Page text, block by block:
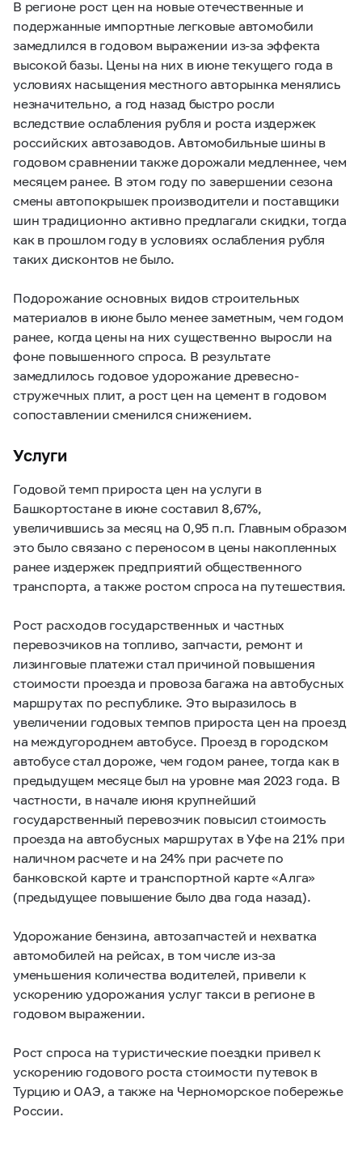
В регионе рост цен на новые отечественные и
подержанные импортные легковые автомобили
замедлился в годовом выражении из-за эффекта
высокой базы. Цены на них в июне текущего года в
условиях насыщения местного авторынка менялись
незначительно, а год назад быстро росли
вследствие ослабления рубля и роста издержек
российских автозаводов. Автомобильные шины в
годовом сравнении также дорожали медленнее, чем
месяцем ранее. В этом году по завершении сезона
смены автопокрышек производители и поставщики
шин традиционно активно предлагали скидки, тогда
как в прошлом году в условиях ослабления рубля
таких дисконтов не было.
Подорожание основных видов строительных
материалов в июне было менее заметным, чем годом
ранее, когда цены на них существенно выросли на
фоне повышенного спроса. В результате
замедлилось годовое удорожание древесно-
стружечных плит, а рост цен на цемент в годовом
сопоставлении сменился снижением.
Услуги
Годовой темп прироста цен на услуги в
Башкортостане в июне составил 8,67%,
увеличившись за месяц на 0,95 п.п. Главным образом
это было связано с переносом в цены накопленных
ранее издержек предприятий общественного
транспорта, а также ростом спроса на путешествия.
Рост расходов государственных и частных
перевозчиков на топливо, запчасти, ремонт и
лизинговые платежи стал причиной повышения
стоимости проезда и провоза багажа на автобусных
маршрутах по республике. Это выразилось в
увеличении годовых темпов прироста цен на проезд
на междугороднем автобусе. Проезд в городском
автобусе стал дороже, чем годом ранее, тогда как в
предыдущем месяце был на уровне мая 2023 года. В
частности, в начале июня крупнейший
государственный перевозчик повысил стоимость
проезда на автобусных маршрутах в Уфе на 21% при
наличном расчете и на 24% при расчете по
банковской карте и транспортной карте «Алга»
(предыдущее повышение было два года назад).
Удорожание бензина, автозапчастей и нехватка
автомобилей на рейсах, в том числе из-за
уменьшения количества водителей, привели к
ускорению удорожания услуг такси в регионе в
годовом выражении.
Рост спроса на туристические поездки привел к
ускорению годового роста стоимости путевок в
Турцию и ОАЭ, а также на Черноморское побережье
России.